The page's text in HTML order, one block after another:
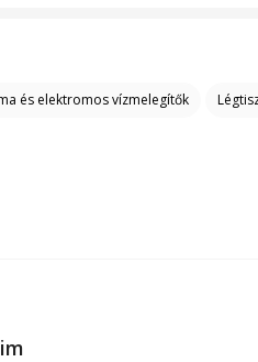
és elektromos vízmelegítők